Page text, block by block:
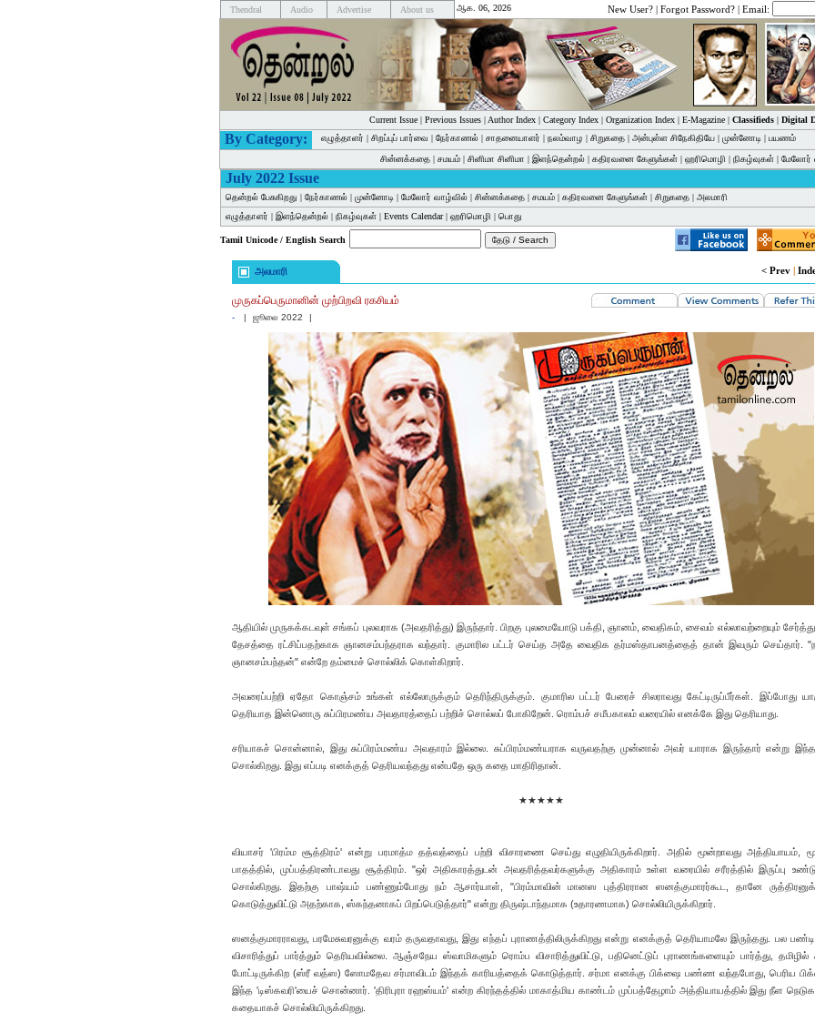
Thendral Audio Advertise About us ஆக. 06, 2026 New User? | Forgot Password? | Email:
Current Issue| Previous Issues| Author Index| Category Index| Organization Index| E-Magazine| Classifieds| Digital
By Category: எழுத்தாளர் | சிறப்புப் பார்வை | நேர்காணல் | சாதனையாளர் | நலம்வாழ | சிறுகதை | அன்புள்ள சிநேகிதியே | முன்னோடி | பயணம்
சின்னக்கதை | சமயம் | சினிமா சினிமா | இளந்தென்றல் | கதிரவனை கேளுங்கள் | ஹரிமொழி | நிகழ்வுகள் | மேலோர்
July 2022 Issue
தென்றல் பேசுகிறது | நேர்காணல் | முன்னோடி | மேலோர் வாழ்வில் | சின்னக்கதை | சமயம் | கதிரவனை கேளுங்கள் | சிறுகதை | அலமாரி
எழுத்தாளர் | இளந்தென்றல் | நிகழ்வுகள் | Events Calendar| ஹரிமொழி | பொது
Tamil Unicode / English Search
அலமாரி < Prev |
முருகப்பெருமானின் முற்பிறவி ரகசியம்
- | ஜூலை 2022 |
ஆதியில் முருகக்கடவுள் சங்கப் புலவராக (அவதரித்து) இருந்தார். பிறகு புலமையோடு பக்தி, ஞானம், வைதிகம், சைவம் எல்லாவற்றையும் சேர்த்து
தேசத்தை ரட்சிப்பதற்காக ஞானசம்பந்தராக வந்தார். குமாரில பட்டர் செய்த அதே வைதிக தர்மஸ்தாபனத்தைத் தான் இவரும் செய்தார்.
ஞானசம்பந்தன்" என்றே தம்மைச் சொல்லிக் கொள்கிறார்.
அவரைப்பற்றி ஏதோ கொஞ்சம் உங்கள் எல்லோருக்கும் தெரிந்திருக்கும். குமாரில பட்டர் பேரைச் சிலராவது கேட்டிருப்பீர்கள். இப்போது
தெரியாத இன்னொரு சுப்பிரமண்ய அவதாரத்தைப் பற்றிச் சொல்லப் போகிறேன். ரொம்பச் சமீபகாலம் வரையில் எனக்கே இது தெரியாது.
சரியாகச் சொன்னால், இது சுப்பிரம்மண்ய அவதாரம் இல்லை. சுப்பிரம்மண்யராக வருவதற்கு முன்னால் அவர் யாராக இருந்தார் என்று
சொல்கிறது. இது எப்படி எனக்குத் தெரியவந்தது என்பதே ஒரு கதை மாதிரிதான்.
★★★★★
வியாசர் 'பிரம்ம சூத்திரம்' என்று பரமாத்ம தத்வத்தைப் பற்றி விசாரணை செய்து எழுதியிருக்கிறார். அதில் மூன்றாவது அத்தியாயம்,
பாதத்தில், முப்பத்திரண்டாவது சூத்திரம். "ஒர் அதிகாரத்துடன் அவதரித்தவர்களுக்கு அதிகாரம் உள்ள வரையில் சரீரத்தில் இருப்பு
சொல்கிறது. இதற்கு பாஷ்யம் பண்ணும்போது நம் ஆசார்யாள், "பிரம்மாவின் மானஸ புத்திரரான ஸனத்குமாரர்கூட, தானே
கொடுத்துவிட்டு அதற்காக, ஸ்கந்தனாகப் பிறப்பெடுத்தார்" என்று திருஷ்டாந்தமாக (உதாரணமாக) சொல்லியிருக்கிறார்.
ஸனத்குமாரராவது, பரமேசுவரனுக்கு வரம் தருவதாவது, இது எந்தப் புராணத்திலிருக்கிறது என்று எனக்குத் தெரியாமலே இருந்தது. பல
விசாரித்துப் பார்த்தும் தெரியவில்லை. ஆஞ்சநேய ஸ்வாமிகளும் ரொம்ப விசாரித்துவிட்டு, பதினெட்டுப் புராணங்களையும் பார்த்து, தமிழில்
போட்டிருக்கிற (ஸ்ரீ வத்ஸ) ஸோமதேவ சர்மாவிடம் இந்தக் காரியத்தைக் கொடுத்தார். சர்மா எனக்கு பிக்ஷை பண்ண வந்தபோது, பெரிய
இந்த 'டிஸ்கவரி'யைச் சொன்னார். 'திரிபுரா ரஹஸ்யம்' என்ற கிரந்தத்தில் மாகாத்மிய காண்டம் முப்பத்தேழாம் அத்தியாயத்தில் இது நீள
கதையாகச் சொல்லியிருக்கிறது.